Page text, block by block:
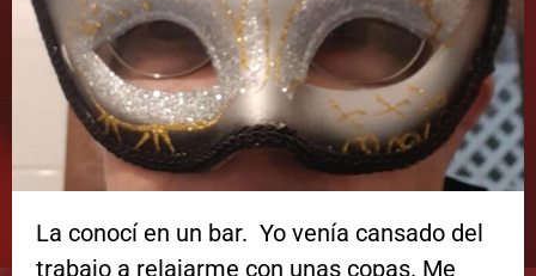
La conocí en un bar. Yo venía cansado del
trabajo a relajarme con unas copas. Me